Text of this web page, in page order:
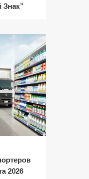
Знак”
2026